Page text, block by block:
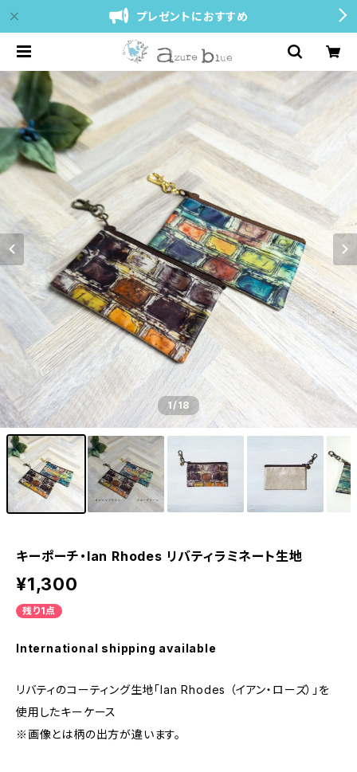
プレゼントにおすすめ
1/18
キーポーチ・Ian Rhodes リバティラミネート生地
¥1,300
残り1点
International shipping available
リバティのコーティング生地「Ian Rhodes （イアン・ローズ）」を
使用したキーケース
※画像とは柄の出方が違います。